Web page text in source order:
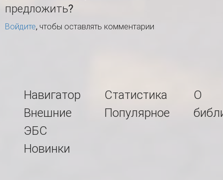
предложить?
Войдите, чтобы оставлять комментарии
Навигатор
Внешние
ЭБС
Новинки
Статистика
Популярное
О